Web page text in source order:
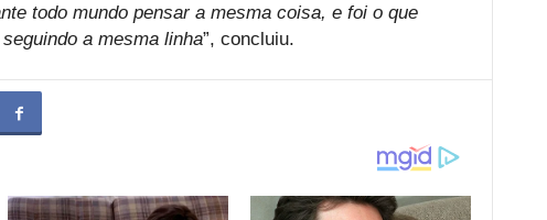
todo mundo pensar a mesma coisa, e foi o que
a mesma linha”, concluiu.